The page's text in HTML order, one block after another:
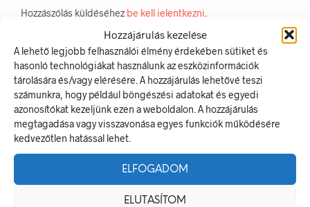
Hozzájárulás kezelése
A lehető legjobb felhasználói élmény érdekében sütiket és
hasonló technológiákat használunk az eszközinformációk
tárolására és/vagy elérésére. A hozzájárulás lehetővé teszi
számunkra, hogy például böngészési adatokat és egyedi
azonosítókat kezeljünk ezen a weboldalon. A hozzájárulás
megtagadása vagy visszavonása egyes funkciók működésére
kedvezőtlen hatással lehet.
ELFOGADOM
ELUTASÍTOM
Hozzászólás küldéséhez be kell jelentkezni
LEGUTÓBBI BEJEGYZÉSEK
Munkavédelmi Táblák És Biztonsági Jelzések – Miért